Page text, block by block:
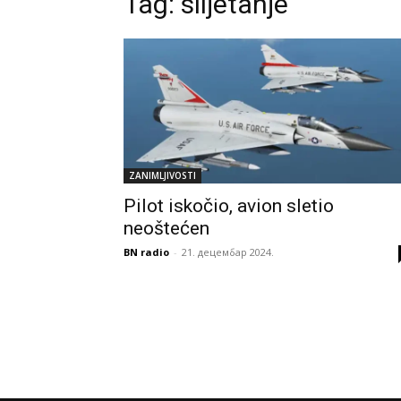
ZANIMLJIVOSTI
Pilot iskočio, avion sletio
neoštećen
BN radio - 21. децембар 2024.